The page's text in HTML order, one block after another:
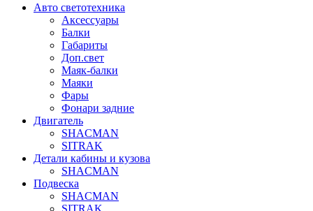
Авто светотехника
Аксессуары
Балки
Габариты
Доп.свет
Маяк-балки
Маяки
Фары
Фонари задние
Двигатель
SHACMAN
SITRAK
Детали кабины и кузова
SHACMAN
Подвеска
SHACMAN
SITRAK